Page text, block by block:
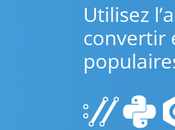
Utilisez
convertir